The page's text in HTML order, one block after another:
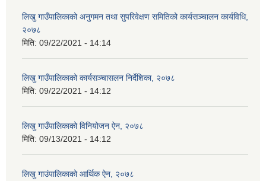
लिखु गाउँपालिकाको अनुगमन तथा सुपरिवेक्षण समितिको कार्यसञ्चालन कार्यविधि,
२०७८
मिति: 09/22/2021 - 14:14
लिखु गाउँपालिकाको कार्यसञ्चासलन निर्देशिका, २०७८
मिति: 09/22/2021 - 14:12
लिखु गाउँपालिकाको विनियोजन ऐन, २०७८
मिति: 09/13/2021 - 14:12
लिखु गाउंपालिकाको आर्थिक ऐन, २०७८